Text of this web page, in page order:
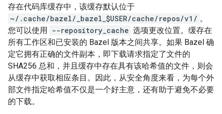
存在代码库缓存中，该缓存默认位于
~/.cache/bazel/_bazel_$USER/cache/repos/v1/ 。
您可以使用 --repository_cache 选项更改位置。缓存在
所有工作区和已安装的 Bazel 版本之间共享。如果 Bazel 确
定它拥有正确的文件副本，即下载请求指定了文件的
SHA256 总和，并且缓存中存在具有该哈希值的文件，则会
从缓存中获取相应条目。因此，从安全角度来看，为每个外
部文件指定哈希值不仅是一个好主意，还有助于避免不必要
的下载。